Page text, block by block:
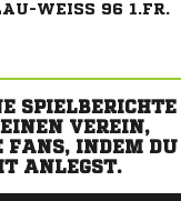
WEISS 96 1.FR.
SPIELBERICHTE
VEREIN,
FANS, INDEM DU
ANLEGST.